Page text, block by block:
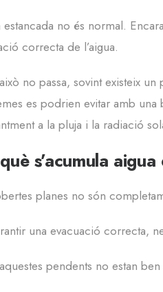
estancada no és normal.
correcta de l’aigua.
no passa, sovint existeix
es podrien evitar amb
a la pluja i la radiació
s’acumula
planes no són
una evacuació correcta,
pendents no estan